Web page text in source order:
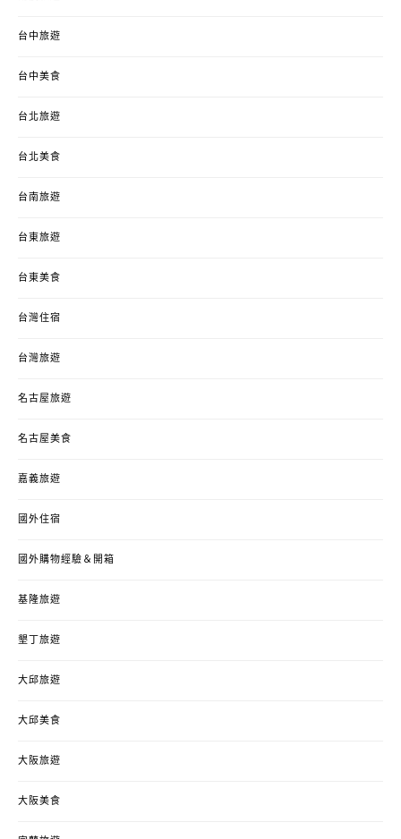
台中旅遊
台中美食
台北旅遊
台北美食
台南旅遊
台東旅遊
台東美食
台灣住宿
台灣旅遊
名古屋旅遊
名古屋美食
嘉義旅遊
國外住宿
國外購物經驗＆開箱
基隆旅遊
墾丁旅遊
大邱旅遊
大邱美食
大阪旅遊
大阪美食